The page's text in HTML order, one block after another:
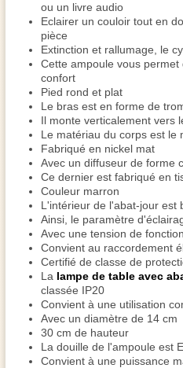
ou un livre audio
Eclairer un couloir tout en
pièce
Extinction et rallumage, le
Cette ampoule vous
confort
Pied rond et plat
Le bras est en forme de
Il monte verticalement vers
Le matériau du corps est le
Fabriqué en nickel mat
Avec un diffuseur de forme
Ce dernier est fabriqué en
Couleur marron
L'intérieur de l'abat-jour est
Ainsi, le paramètre
Avec une tension de
Convient au raccordement
Certifié de classe de
La lampe de table avec
classée IP20
Convient à une utilisation
Avec un diamètre de 14 cm
30 cm de hauteur
La douille de l'ampoule est
Convient à une puissance